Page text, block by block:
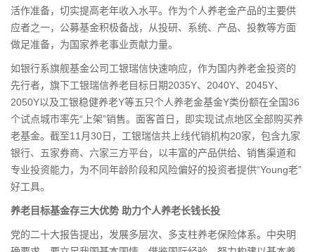
活作准备，切实提高老年收入水平。作为个人养老金产品的主要供
应者之一， 公募基金积极备战，从投研、系统、产品、投教等方面
做足准备，为国家养老事业贡献力量。
如银行系旗舰基金公司工银瑞信快速响应，作为国内养老金投资的
先行者，旗下工银瑞信养老目标日期2035Y、2040Y、2045Y、
2050Y以及工银稳健养老Y等五只个人养老金基金Y类份额在全国36
个试点城市率先“上架”销售。面客首日，即实现试点地区全部购买养
老基金。截至11月30日，工银瑞信共上线代销机构20家，包含九家
银行、五家券商、六家三方平台，以丰富的产品供给、销售渠道和
专业投资能力，为不同年龄阶段和风险偏好的投资者提供“Young老”
好工具。
养老目标基金存三大优势 助力个人养老长钱长投
党的二十大报告提出，发展多层次、多支柱养老保险体系。中央明